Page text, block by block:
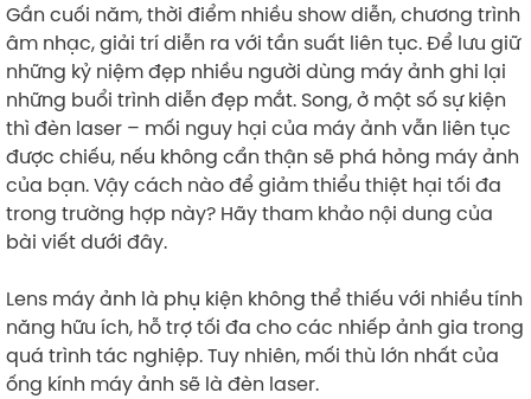
Gần cuối năm, thời điểm nhiều show diễn, chương trình
âm nhạc, giải trí diễn ra với tần suất liên tục. Để lưu giữ
những kỷ niệm đẹp nhiều người dùng máy ảnh ghi lại
những buổi trình diễn đẹp mắt. Song, ở một số sự kiện
thì đèn laser – mối nguy hại của máy ảnh vẫn liên tục
được chiếu, nếu không cẩn thận sẽ phá hỏng máy ảnh
của bạn. Vậy cách nào để giảm thiểu thiệt hại tối đa
trong trường hợp này? Hãy tham khảo nội dung của
bài viết dưới đây.
Lens máy ảnh là phụ kiện không thể thiếu với nhiều tính
năng hữu ích, hỗ trợ tối đa cho các nhiếp ảnh gia trong
quá trình tác nghiệp. Tuy nhiên, mối thù lớn nhất của
ống kính máy ảnh sẽ là đèn laser.